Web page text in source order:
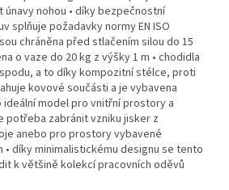
nohou • díky bezpečnostní
splňuje požadavky normy EN ISO
chráněna před stlačením silou do 15
o vaze do 20 kg z výšky 1 m • chodidla
a to díky kompozitní stélce, proti
kovové součásti a je vybavena
ideální model pro vnitřní prostory a
zabránit vzniku jisker z
anebo pro prostory vybavené
díky minimalistickému designu se tento
k většině kolekcí pracovních oděvů